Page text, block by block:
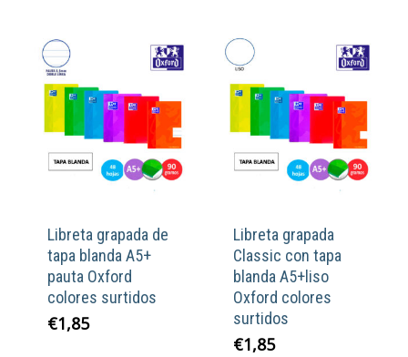
€4,40.
Libreta grapada de
tapa blanda A5+
pauta Oxford
colores surtidos
€1,85
Libreta grapada
Classic con tapa
blanda A5+liso
Oxford colores
surtidos
€1,85